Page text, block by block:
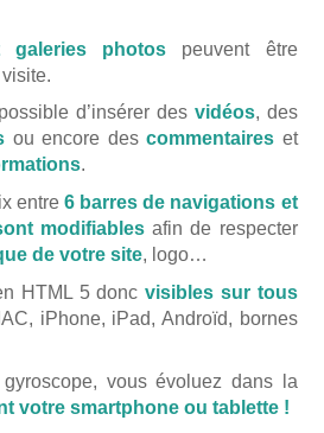
galeries photos peuvent être
d’insérer des vidéos, des
ou encore descommentaires et
.
entre 6 barres de navigations et
modifiablesafin de respecter
de votre site, logo…
HTML 5 doncvisibles sur tous
iPhone, iPad, Androïd, bornes
vous évoluez dans la
votre smartphone ou tablette !